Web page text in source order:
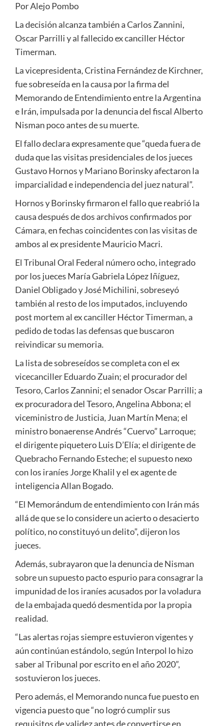
Por Alejo Pombo
La decisión alcanza también a Carlos Zannini,
Oscar Parrilli y al fallecido ex canciller Héctor
Timerman.
La vicepresidenta, Cristina Fernández de Kirchner,
fue sobreseída en la causa por la firma del
Memorando de Entendimiento entre la Argentina
e Irán, impulsada por la denuncia del fiscal Alberto
Nisman poco antes de su muerte.
El fallo declara expresamente que “queda fuera de
duda que las visitas presidenciales de los jueces
Gustavo Hornos y Mariano Borinsky afectaron la
imparcialidad e independencia del juez natural”.
Hornos y Borinsky firmaron el fallo que reabrió la
causa después de dos archivos confirmados por
Cámara, en fechas coincidentes con las visitas de
ambos al ex presidente Mauricio Macri.
El Tribunal Oral Federal número ocho, integrado
por los jueces María Gabriela López Iñíguez,
Daniel Obligado y José Michilini, sobreseyó
también al resto de los imputados, incluyendo
post mortem al ex canciller Héctor Timerman, a
pedido de todas las defensas que buscaron
reivindicar su memoria.
La lista de sobreseídos se completa con el ex
vicecanciller Eduardo Zuain; el procurador del
Tesoro, Carlos Zannini; el senador Oscar Parrilli; a
ex procuradora del Tesoro, Angelina Abbona; el
viceministro de Justicia, Juan Martín Mena; el
ministro bonaerense Andrés “Cuervo” Larroque;
el dirigente piquetero Luis D’Elía; el dirigente de
Quebracho Fernando Esteche; el supuesto nexo
con los iraníes Jorge Khalil y el ex agente de
inteligencia Allan Bogado.
“El Memorándum de entendimiento con Irán más
allá de que se lo considere un acierto o desacierto
político, no constituyó un delito”, dijeron los
jueces.
Además, subrayaron que la denuncia de Nisman
sobre un supuesto pacto espurio para consagrar la
impunidad de los iraníes acusados por la voladura
de la embajada quedó desmentida por la propia
realidad.
“Las alertas rojas siempre estuvieron vigentes y
aún continúan estándolo, según Interpol lo hizo
saber al Tribunal por escrito en el año 2020”,
sostuvieron los jueces.
Pero además, el Memorando nunca fue puesto en
vigencia puesto que “no logró cumplir sus
requisitos de validez antes de convertirse en